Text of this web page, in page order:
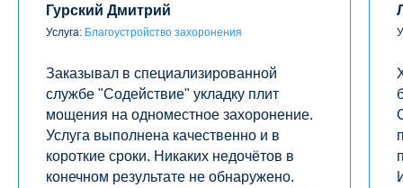
Гурский Дмитрий
Услуга: Благоустройство захоронения
Заказывал в специализированной
службе "Содействие" укладку плит
мощения на одноместное захоронение.
Услуга выполнена качественно и в
короткие сроки. Никаких недочётов в
конечном результате не обнаружено.